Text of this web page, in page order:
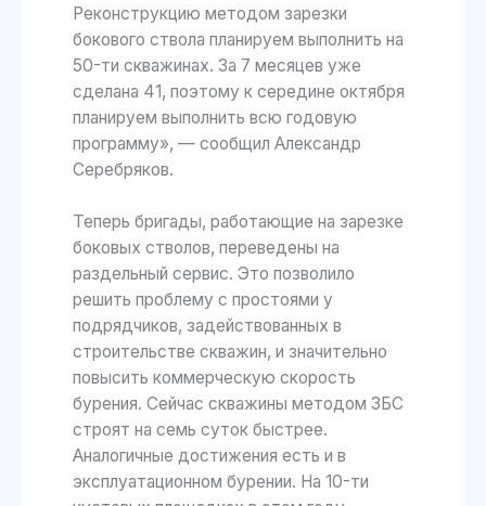
Реконструкцию методом зарезки
бокового ствола планируем выполнить на
50-ти скважинах. За 7 месяцев уже
сделана 41, поэтому к середине октября
планируем выполнить всю годовую
программу», — сообщил Александр
Серебряков.
Теперь бригады, работающие на зарезке
боковых стволов, переведены на
раздельный сервис. Это позволило
решить проблему с простоями у
подрядчиков, задействованных в
строительстве скважин, и значительно
повысить коммерческую скорость
бурения. Сейчас скважины методом ЗБС
строят на семь суток быстрее.
Аналогичные достижения есть и в
эксплуатационном бурении. На 10-ти